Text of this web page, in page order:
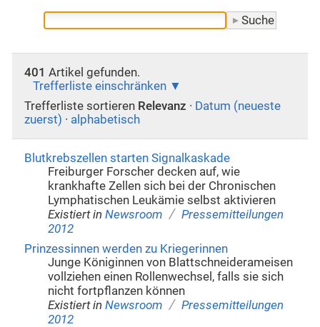
401 Artikel gefunden.
Trefferliste einschränken
Trefferliste sortieren Relevanz · Datum (neueste
zuerst) · alphabetisch
Blutkrebszellen starten Signalkaskade
Freiburger Forscher decken auf, wie
krankhafte Zellen sich bei der Chronischen
Lymphatischen Leukämie selbst aktivieren
Existiert in Newsroom / Pressemitteilungen
2012
Prinzessinnen werden zu Kriegerinnen
Junge Königinnen von Blattschneiderameisen
vollziehen einen Rollenwechsel, falls sie sich
nicht fortpflanzen können
Existiert in Newsroom / Pressemitteilungen
2012